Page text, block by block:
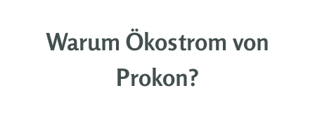
Warum Ökostrom von
Prokon?